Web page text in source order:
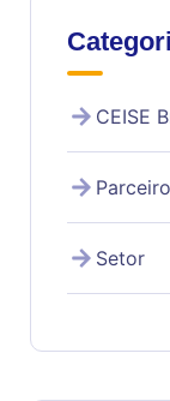
CEISE
Setor